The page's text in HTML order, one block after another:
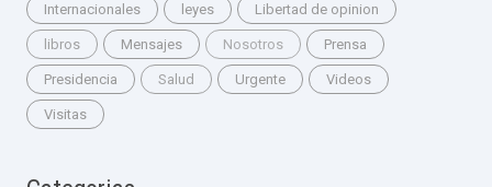
Internacionales leyes Libertad de opinion
libros Mensajes Nosotros Prensa
Presidencia Salud Urgente Videos
Visitas